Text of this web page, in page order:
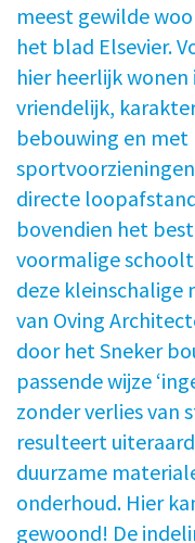
meest gewilde
het blad Elsevier.
hier heerlijk
vriendelijk,
bebouwing en
directe
bovendien het
voormalige
deze kleinschalige
van Oving
door het Sneker
passende wijze
zonder verlies van
resulteert
duurzame
onderhoud. Hier
gewoond! De